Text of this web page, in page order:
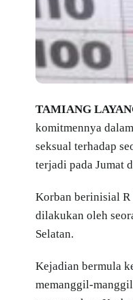
TAMIANG
komitmennya
seksual terhadap
terjadi pada Jumat
Korban berinisial R
dilakukan oleh
Selatan.
Kejadian bermula
memanggil-